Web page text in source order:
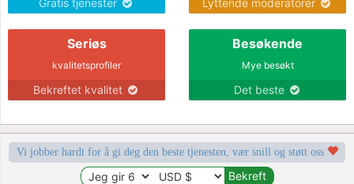
Seriøs
kvalitetsprofiler
Bekreftet kvalitet
Besøkende
Mye besøkt
Det beste
Vi jobber hardt for å gi deg den beste tjenesten, vær snill og støtt oss